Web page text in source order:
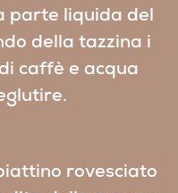
parte liquida del
della tazzina i
caffè e acqua
rovesciato